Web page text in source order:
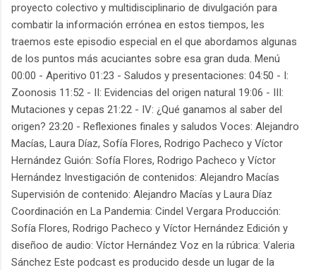
proyecto colectivo y multidisciplinario de divulgación para
combatir la información errónea en estos tiempos, les
traemos este episodio especial en el que abordamos algunas
de los puntos más acuciantes sobre esa gran duda. Menú
00:00 - Aperitivo 01:23 - Saludos y presentaciones: 04:50 - I:
Zoonosis 11:52 - II: Evidencias del origen natural 19:06 - III:
Mutaciones y cepas 21:22 - IV: ¿Qué ganamos al saber del
origen? 23:20 - Reflexiones finales y saludos Voces: Alejandro
Macías, Laura Díaz, Sofía Flores, Rodrigo Pacheco y Víctor
Hernández Guión: Sofía Flores, Rodrigo Pacheco y Víctor
Hernández Investigación de contenidos: Alejandro Macías
Supervisión de contenido: Alejandro Macías y Laura Díaz
Coordinación en La Pandemia: Cindel Vergara Producción:
Sofía Flores, Rodrigo Pacheco y Víctor Hernández Edición y
diseñoo de audio: Víctor Hernández Voz en la rúbrica: Valeria
Sánchez Este podcast es producido desde un lugar de la